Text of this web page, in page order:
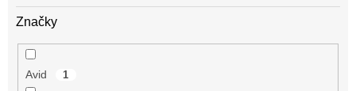
Značky
Avid 1